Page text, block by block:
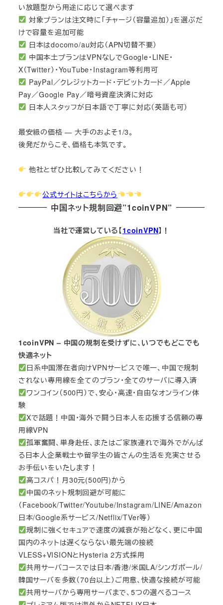
い放題型から用途に応じて選べます
対象プランは注文時に「チャージ（容量追加）」を選ぶだ
けで容量を追加可能
日本はdocomo/au対応（APN切替不要）
中国本土プランはVPNなしでGoogle・LINE・
X（Twitter）・YouTube・Instagram等利用可
PayPal／クレジットカード・デビットカード／Apple
Pay／Google Pay／暗号資産決済に対応
日本人スタッフが日本語で丁寧に対応（英語も可）
最安級の価格 — 大手のおよそ1/3。
後発だからこそ、価格も本気です。
他社とぜひ比較してみてください！
公式サイトはこちらから
中国ネット規制回避”1coinVPN”
当社で運営している【1coinVPN】！
1coinVPN – 中国の規制を受けずに、いつでもどこでも
快適ネット
日系中国滞在者向けVPNサービスで唯一、中国で規制
されない専用線を全てのプラン・全てのサーバに導入済
ワンコイン（500円）で、安心・高速・自由なオンライン体
験
Xで話題！中国・海外で闘う日本人を応援する信頼の専
用線VPN
孤軍奮闘、単身赴任、またはご家族連れで海外でがんば
る日本人企業戦士や留学生の皆さんの生活を充実させる
お手伝いをいたします！
高コスパ！月30元(500円)から
中国のネット規制回避が可能に
（Facebook/Twitter/Youtube/Instagram/LINE/Amazon
日本/Google系サービス/Netflix/TVer等）
規制に強くセキュアで速度の減衰が殆どなく、更に中国
国内のネットは遅くならない最先端の接続
VLESS+VISIONとHysteria 2方式採用
共用サーバコースでは日本/香港/米国LA/シンガポール/
韓国サーバを多数（70台以上）ご用意、快適な接続が可能
共用サーバから専用サーバまで、5つの選べるコース